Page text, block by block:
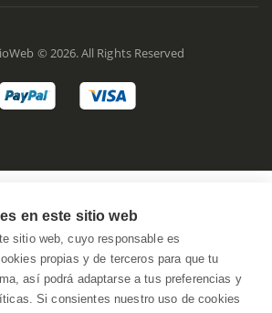
© 2026. All Rights Reserved
en este sitio web
sitio web, cuyo responsable es
propias y de terceros para que tu
así podrá adaptarse a tus preferencias y
Si consientes nuestro uso de cookies